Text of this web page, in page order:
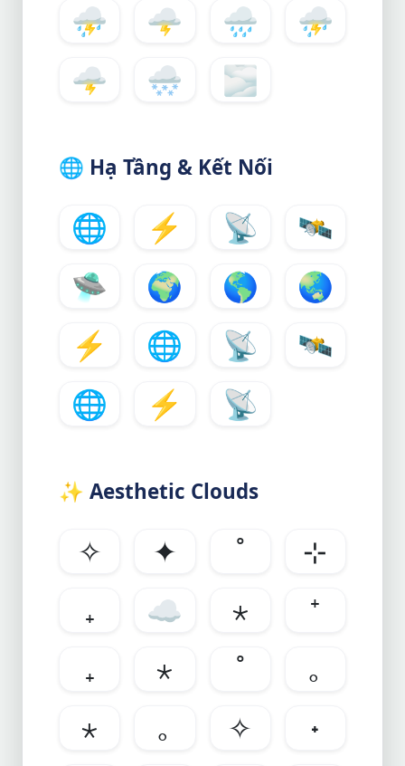
⛈️
🌩️ 🌧️
⛈️
🌩️
🌨️ 🌫️
🌐 Hạ Tầng & Kết Nối
🌐 ⚡ 📡
🛰️
🛸
🌍 🌎
🌏
⚡
🌐 📡
🛰️
🌐
⚡ 📡
✨ Aesthetic Clouds
✧ ✦ ˚
⊹
₊
☁️ ⋆
⁺
₊
⋆ ˚
｡
⋆
｡ ✧
˖